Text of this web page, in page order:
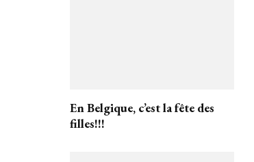
En Belgique, c’est la fête des
filles!!!